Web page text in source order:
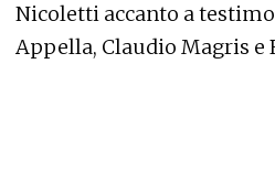
Nicoletti accanto a
Appella, Claudio Magris e